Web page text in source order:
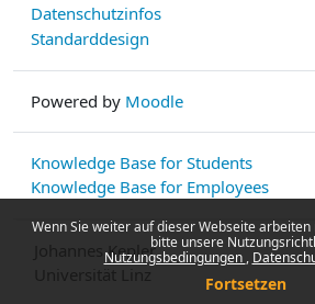
Wenn Sie weiter auf dieser Webseite
bitte unsere
Nutzungsbedingungen
Fortsetzen
Datenschutzinfos
Standarddesign
Powered by Moodle
Knowledge Base for Students
Knowledge Base for Employees
Johannes Kepler